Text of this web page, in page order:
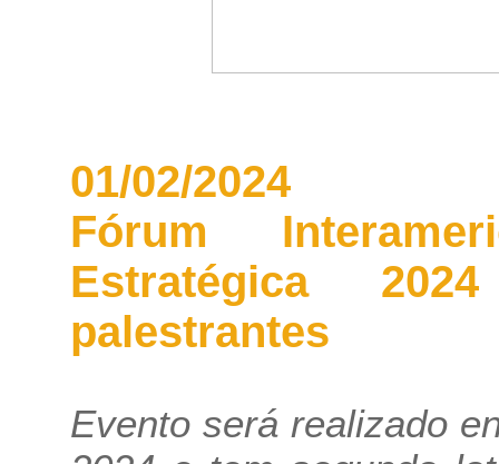
01/02/2024
Fórum
Estratégica
palestrantes
Evento será realizado